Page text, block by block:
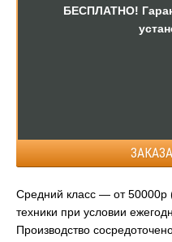
БЕСПЛАТНО!
Средний класс — от
техники при условии
Производство